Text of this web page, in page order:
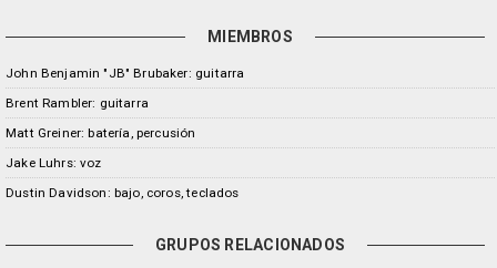
MIEMBROS
John Benjamin "JB" Brubaker: guitarra
Brent Rambler: guitarra
Matt Greiner: batería, percusión
Jake Luhrs: voz
Dustin Davidson: bajo, coros, teclados
GRUPOS RELACIONADOS